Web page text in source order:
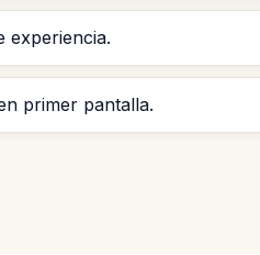
experiencia.
primer pantalla.